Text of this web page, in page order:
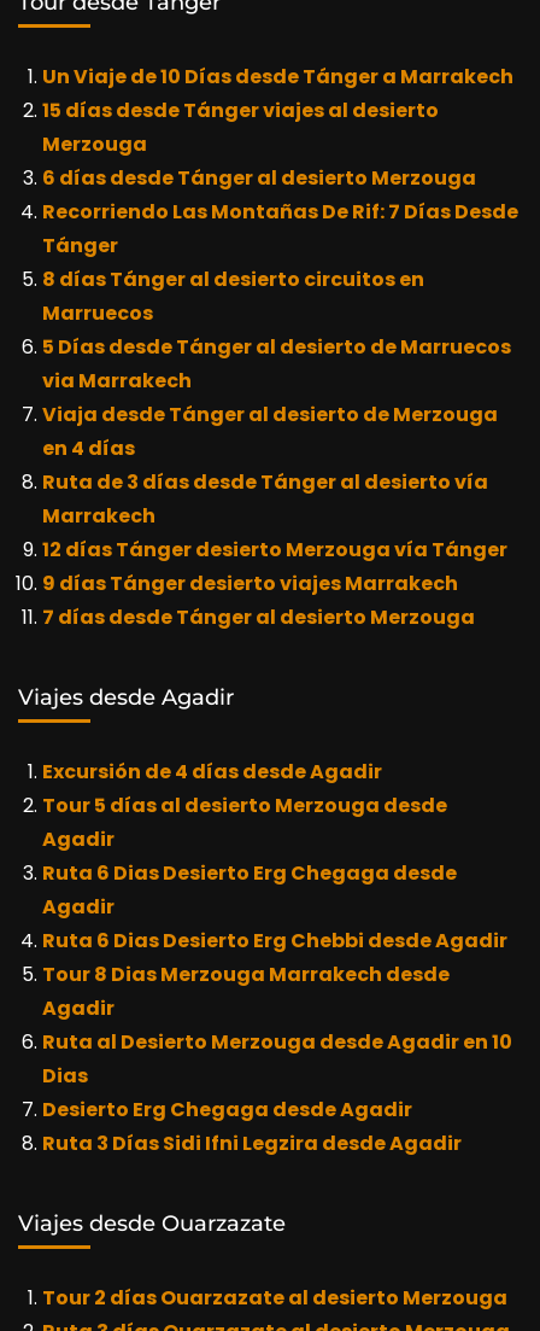
Un Viaje de 10 Días desde Tánger a Marrakech
15 días desde Tánger viajes al desierto
Merzouga
6 días desde Tánger al desierto Merzouga
Recorriendo Las Montañas De Rif: 7 Días Desde
Tánger
8 días Tánger al desierto circuitos en
Marruecos
5 Días desde Tánger al desierto de Marruecos
via Marrakech
Viaja desde Tánger al desierto de Merzouga
en 4 días
Ruta de 3 días desde Tánger al desierto vía
Marrakech
12 días Tánger desierto Merzouga vía Tánger
9 días Tánger desierto viajes Marrakech
7 días desde Tánger al desierto Merzouga
Viajes desde Agadir
Excursión de 4 días desde Agadir
Tour 5 días al desierto Merzouga desde
Agadir
Ruta 6 Dias Desierto Erg Chegaga desde
Agadir
Ruta 6 Dias Desierto Erg Chebbi desde Agadir
Tour 8 Dias Merzouga Marrakech desde
Agadir
Ruta al Desierto Merzouga desde Agadir en 10
Dias
Desierto Erg Chegaga desde Agadir
Ruta 3 Días Sidi Ifni Legzira desde Agadir
Viajes desde Ouarzazate
Tour 2 días Ouarzazate al desierto Merzouga